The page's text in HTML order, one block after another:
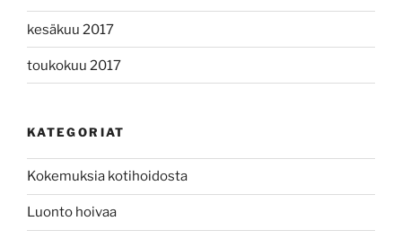
kesäkuu 2017
toukokuu 2017
KATEGORIAT
Kokemuksia kotihoidosta
Luonto hoivaa